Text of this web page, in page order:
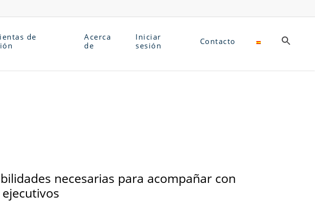
de
Acerca
de
Iniciar
sesión
Contacto
necesarias para acompañar con